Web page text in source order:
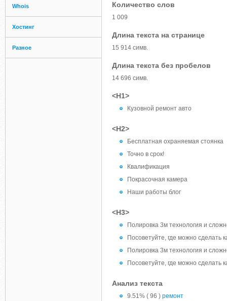
Whois
Хостинг
Разное
Количество слов
1 009
Длина текста на странице
15 914 симв.
Длина текста без пробелов
14 696 симв.
<H1>
Кузовной ремонт авто
<H2>
Бесплатная охраняемая стоянка
Точно в срок!
Квалификация
Покрасочная камера
Наши работы блог
<H3>
Полировка 3м технология и
Посоветуйте, где можно сделать
Полировка 3м технология и
Посоветуйте, где можно сделать
Анализ текста
9.51% ( 96 ) ремонт